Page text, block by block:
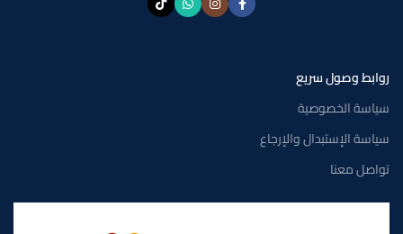
روابط وصول سريع
سياسة الخصوصية
سياسة الإستبدال والإرجاع
تواصل معنا